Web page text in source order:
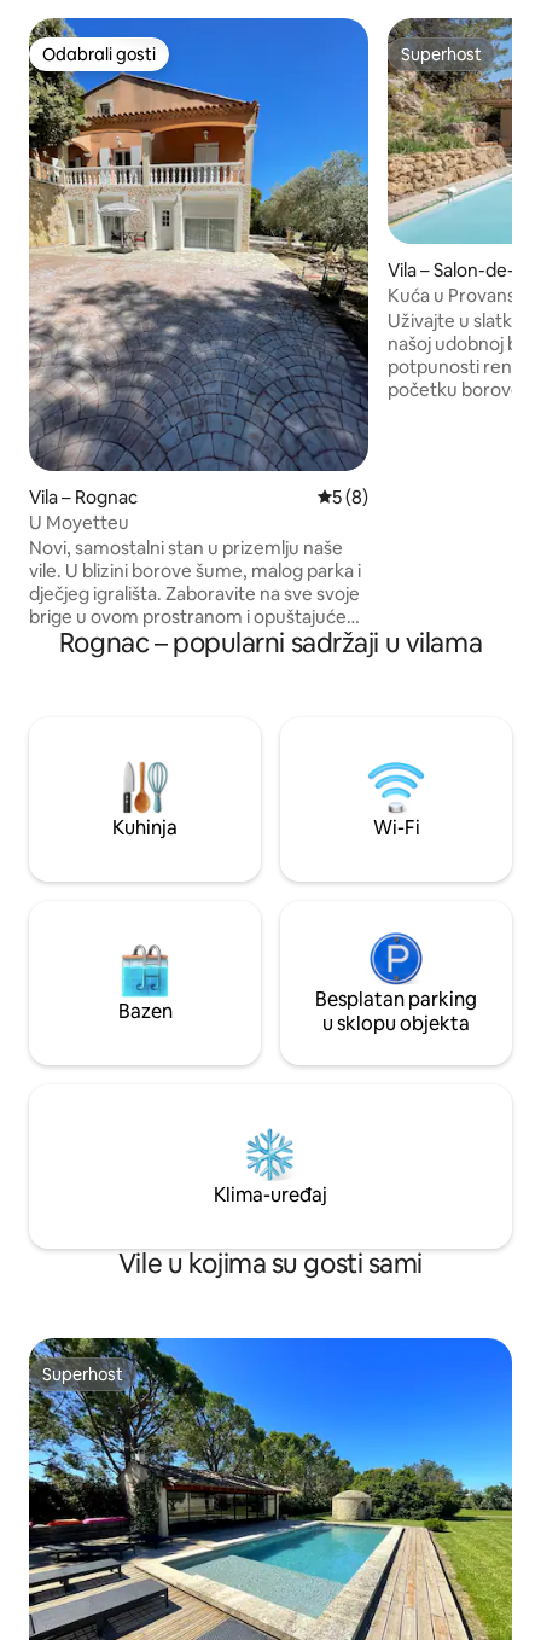
Odabrali gosti
Odabrali gosti
Vila – Rognac Prosječna ocjena: 5/5,
5 (8)
U Moyetteu
Novi, samostalni stan u prizemlju naše
vile. U blizini borove šume, malog parka i
dječjeg igrališta. Zaboravite na sve svoje
brige u ovom prostranom i opuštajućem
smještaju. Ne brinite. Jednostavan
pristup. 5 minuta vožnje do: Carrefour
Idealan smještaj za 2 odrasle osobe.
(Moguće + najviše 1 ili 2 djeteta ili 1
odrasla osoba na kauču na razvlačenje).
Superhost
Superhost
Vila – Salon-de-
Kuća u Provansi
pogledom na
Uživajte u
našoj udobnoj
potpunosti
početku borove
Rognac – popularni sadržaji u vilama
Kuhinja Wi-Fi
Bazen
Besplatan parking
u sklopu objekta
Klima-uređaj
Vile u kojima su gosti sami
Superhost
Superhost